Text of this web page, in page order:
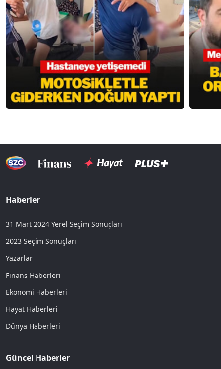
Haberler
31 Mart 2024 Yerel Seçim Sonuçları
2023 Seçim Sonuçları
Yazarlar
Finans Haberleri
Ekonomi Haberleri
Hayat Haberleri
Dünya Haberleri
Güncel Haberler